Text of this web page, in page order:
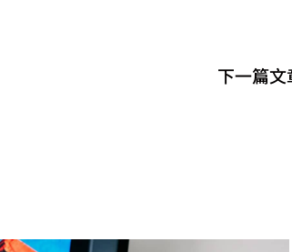
下一篇文